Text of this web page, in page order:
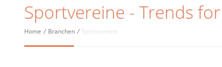
Sportvereine - Trends
Home / Branchen / Sportvereine